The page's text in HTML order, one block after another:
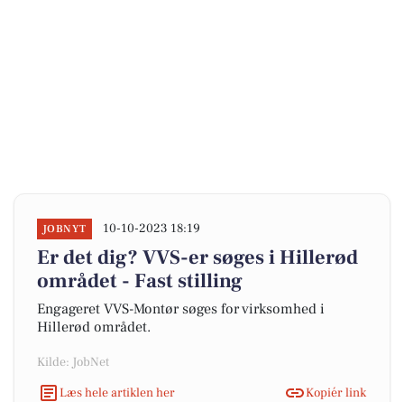
JOBNYT 10-10-2023 18:19
Er det dig? VVS-er søges i Hillerød
området - Fast stilling
Engageret VVS-Montør søges for virksomhed i
Hillerød området.
Kilde: JobNet
Læs hele artiklen her
Kopiér link